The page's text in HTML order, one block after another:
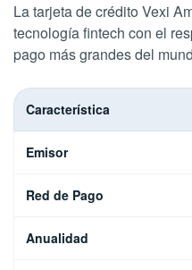
La tarjeta de crédito Vexi
tecnología fintech con el
pago más grandes del
Característica
Emisor
Red de Pago
Anualidad